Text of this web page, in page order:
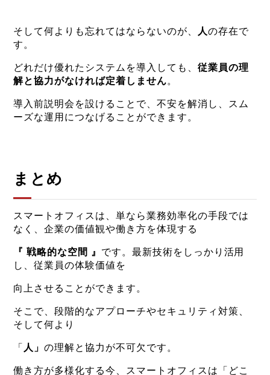
そして何よりも忘れてはならないのが、 人の存在で
す。
どれだけ優れたシステムを導入しても、 従業員の理
解と協力がなければ定着しません。
導入前説明会を設けることで、不安を解消し、スム
ーズな運用につなげることができます。
まとめ
スマートオフィスは、単なら業務効率化の手段では
なく、企業の価値観や働き方を体現する
『 戦略的な空間 』 です。最新技術をしっかり活用
し、従業員の体験価値を
向上させることができます。
そこで、段階的なアプローチやセキュリティ対策、
そして何より
「 人」の理解と協力が不可欠です。
働き方が多様化する今、スマートオフィスは「どこ